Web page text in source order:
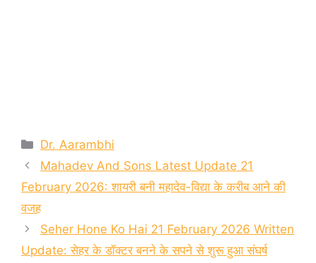
Categories
Dr. Aarambhi
Mahadev And Sons Latest Update 21
February 2026: शायरी बनी महादेव-विद्या के करीब आने की
वजह
Seher Hone Ko Hai 21 February 2026 Written
Update: सेहर के डॉक्टर बनने के सपने से शुरू हुआ संघर्ष